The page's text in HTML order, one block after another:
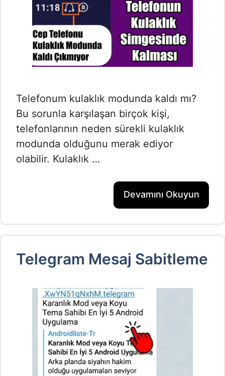
Telefonum kulaklık modunda kaldı mı?
Bu sorunla karşılaşan birçok kişi,
telefonlarının neden sürekli kulaklık
modunda olduğunu merak ediyor
olabilir. Kulaklık …
Devamını Okuyun
Telegram Mesaj Sabitleme